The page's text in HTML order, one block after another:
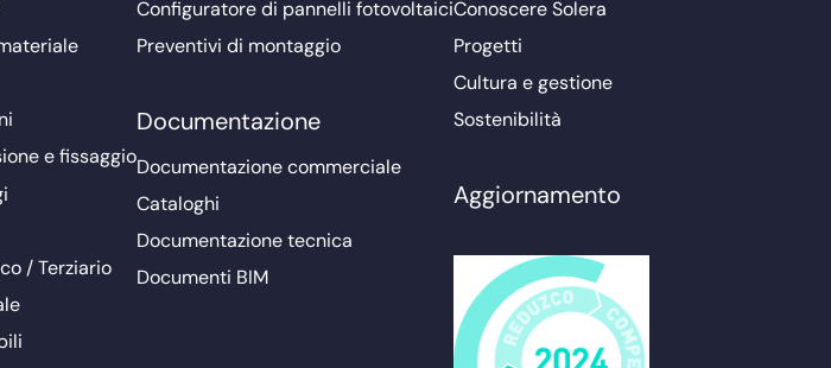
e fissaggio
/ Terziario
Configuratore di pannelli fotovoltaici
Preventivi di montaggio
Documentazione
Documentazione commerciale
Cataloghi
Documentazione tecnica
Documenti BIM
Conoscere Solera
Progetti
Cultura e gestione
Sostenibilità
Aggiornamento